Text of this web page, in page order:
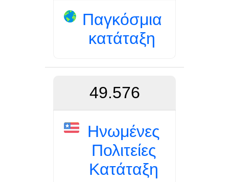
Παγκόσμια
κατάταξη
49.576
Ηνωμένες
Πολιτείες
Κατάταξη